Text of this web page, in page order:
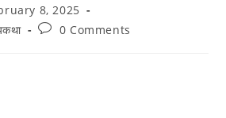
8, 2025
Post0 Comments